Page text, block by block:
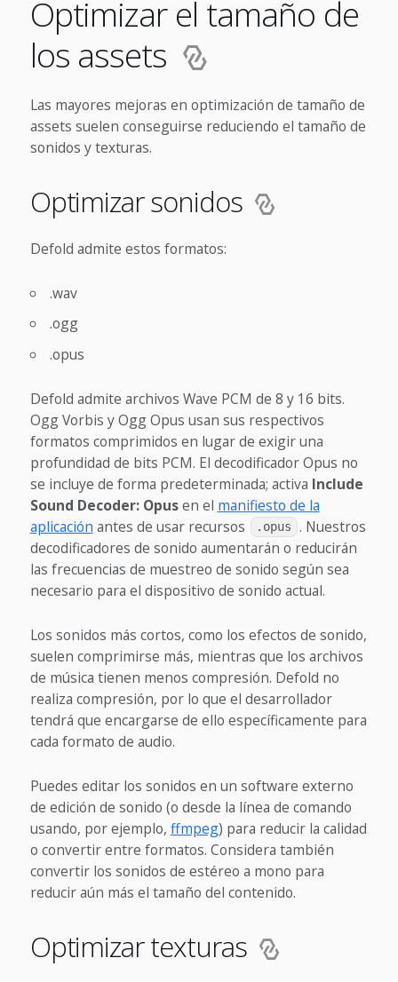
Optimizar el tamaño de
los assets
Las mayores mejoras en optimización de tamaño de
assets suelen conseguirse reduciendo el tamaño de
sonidos y texturas.
Optimizar sonidos
Defold admite estos formatos:
.wav
.ogg
.opus
Defold admite archivos Wave PCM de 8 y 16 bits.
Ogg Vorbis y Ogg Opus usan sus respectivos
formatos comprimidos en lugar de exigir una
profundidad de bits PCM. El decodificador Opus no
se incluye de forma predeterminada; activa Include
Sound Decoder: Opusen el manifiesto de la
aplicación antes de usar recursos .opus
. Nuestros
decodificadores de sonido aumentarán o reducirán
las frecuencias de muestreo de sonido según sea
necesario para el dispositivo de sonido actual.
Los sonidos más cortos, como los efectos de sonido,
suelen comprimirse más, mientras que los archivos
de música tienen menos compresión. Defold no
realiza compresión, por lo que el desarrollador
tendrá que encargarse de ello específicamente para
cada formato de audio.
Puedes editar los sonidos en un software externo
de edición de sonido (o desde la línea de comando
usando, por ejemplo, ffmpeg) para reducir la calidad
o convertir entre formatos. Considera también
convertir los sonidos de estéreo a mono para
reducir aún más el tamaño del contenido.
Optimizar texturas